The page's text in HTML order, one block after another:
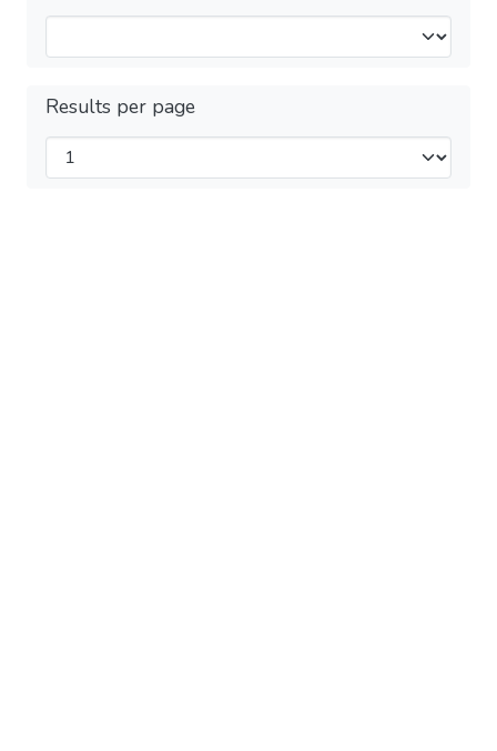
Results per page